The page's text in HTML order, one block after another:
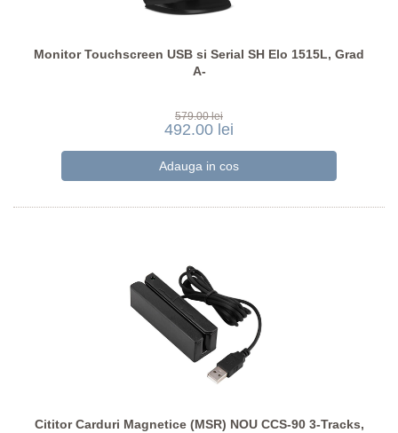
Monitor Touchscreen USB si Serial SH Elo 1515L, Grad
A-
579.00 lei
492.00 lei
Cititor Carduri Magnetice (MSR) NOU CCS-90 3-Tracks,